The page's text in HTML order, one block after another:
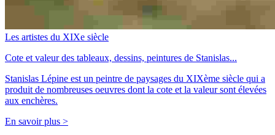
Les artistes du XIXe siècle
Cote et valeur des tableaux, dessins, peintures de Stanislas...
Stanislas Lépine est un peintre de paysages du XIXème siècle qui a
produit de nombreuses oeuvres dont la cote et la valeur sont élevées
aux enchères.
En savoir plus >